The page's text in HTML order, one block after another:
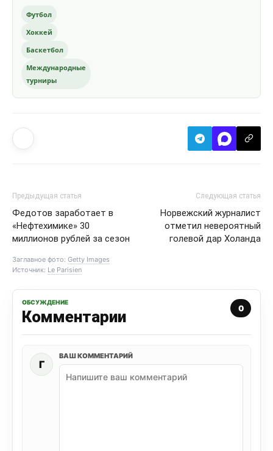
Футбол
Хоккей
Баскетбол
Международные
турниры
Предыдущая статья
Федотов заработает в
«Нефтехимике» 30
миллионов рублей за сезон
Следующая статья
Норвежский журналист
отметил невероятный
голевой дар Холанда
Заглавное фото: Getty Images
Источник: Le Parisien
ОБСУЖДЕНИЕ
Комментарии 0
Г
ВАШ КОММЕНТАРИЙ